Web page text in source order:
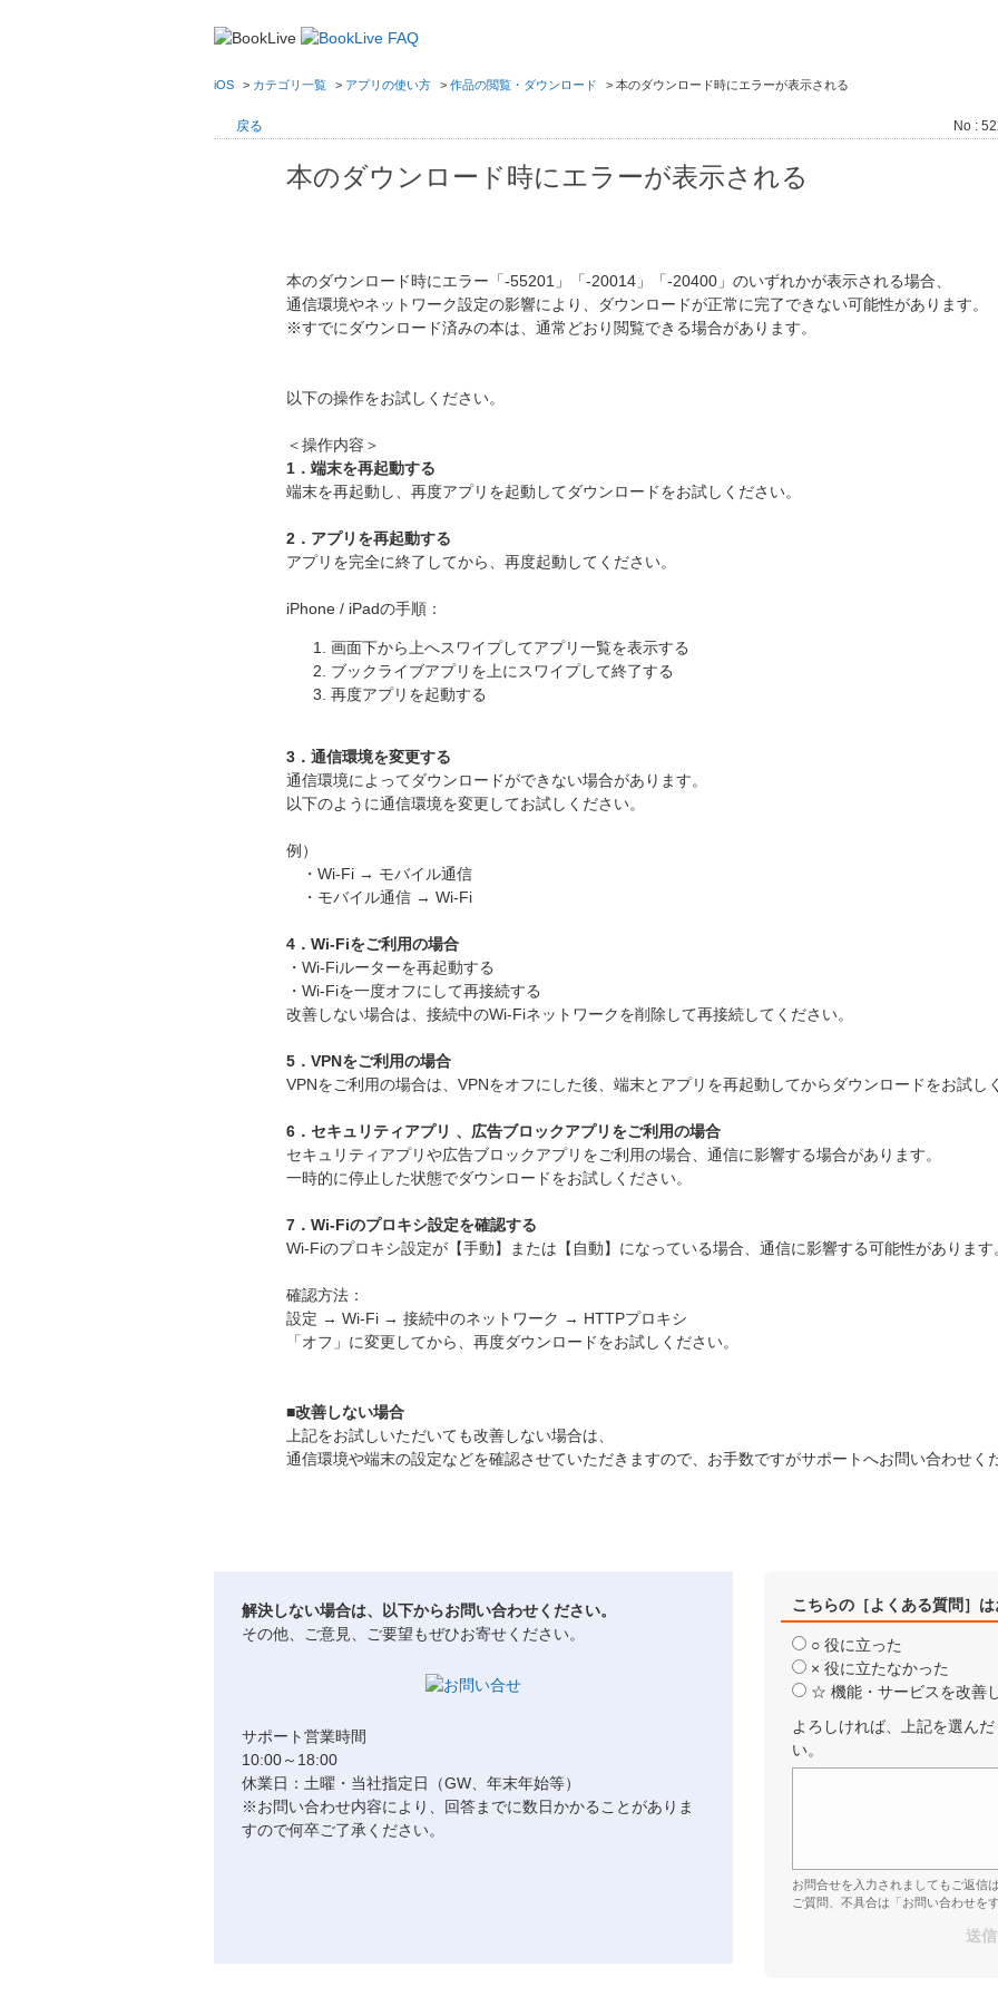
iOS > カテゴリ一覧 > アプリの使い方 > 作品の閲覧・ダウンロード > 本のダウンロード時にエラーが表示される
戻る No :
本のダウンロード時にエラーが表示される
本のダウンロード時にエラー「-55201」「-20014」「-20400」のいずれかが表示される場合、
通信環境やネットワーク設定の影響により、ダウンロードが正常に完了できない可能性があります。
※すでにダウンロード済みの本は、通常どおり閲覧できる場合があります。
以下の操作をお試しください。
＜操作内容＞
1．端末を再起動する
端末を再起動し、再度アプリを起動してダウンロードをお試しください。
2．アプリを再起動する
アプリを完全に終了してから、再度起動してください。
iPhone / iPadの手順：
画面下から上へスワイプしてアプリ一覧を表示する
ブックライブアプリを上にスワイプして終了する
再度アプリを起動する
3．通信環境を変更する
通信環境によってダウンロードができない場合があります。
以下のように通信環境を変更してお試しください。
例）
・Wi-Fi → モバイル通信
・モバイル通信 → Wi-Fi
4．Wi-Fiをご利用の場合
・Wi-Fiルーターを再起動する
・Wi-Fiを一度オフにして再接続する
改善しない場合は、接続中のWi-Fiネットワークを削除して再接続してください。
5．VPNをご利用の場合
VPNをご利用の場合は、VPNをオフにした後、端末とアプリを再起動してからダウンロードをお試し
6．セキュリティアプリ 、広告ブロックアプリをご利用の場合
セキュリティアプリや広告ブロックアプリをご利用の場合、通信に影響する場合があります。
一時的に停止した状態でダウンロードをお試しください。
7．Wi-Fiのプロキシ設定を確認する
Wi-Fiのプロキシ設定が【手動】または【自動】になっている場合、通信に影響する可能性があります
確認方法：
設定 → Wi-Fi → 接続中のネットワーク → HTTPプロキシ
「オフ」に変更してから、再度ダウンロードをお試しください。
■改善しない場合
上記をお試しいただいても改善しない場合は、
通信環境や端末の設定などを確認させていただきますので、お手数ですがサポートへお問い合わせく
解決しない場合は、以下からお問い合わせください。
その他、ご意見、ご要望もぜひお寄せください。
サポート営業時間
10:00～18:00
休業日：土曜・当社指定日（GW、年末年始等）
※お問い合わせ内容により、回答までに数日かかることがありま
すので何卒ご了承ください。
こちらの［よくある質問］
○ 役に立った
× 役に立たなかった
☆ 機能・サービスを改善
よろしければ、上記を選ん
い。
お問合せを入力されましてもご返信
ご質問、不具合は「お問い合わせを